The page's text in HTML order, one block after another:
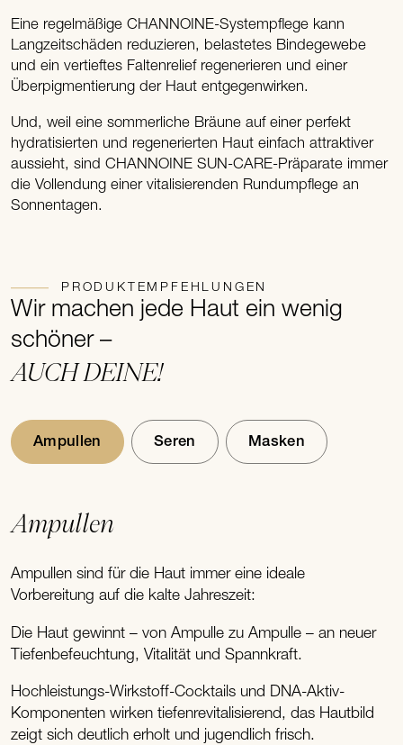
Eine regelmäßige CHANNOINE-Systempflege kann
Langzeitschäden reduzieren, belastetes Bindegewebe
und ein vertieftes Faltenrelief regenerieren und einer
Überpigmentierung der Haut entgegenwirken.
Und, weil eine sommerliche Bräune auf einer perfekt
hydratisierten und regenerierten Haut einfach attraktiver
aussieht, sind CHANNOINE SUN-CARE-Präparate immer
die Vollendung einer vitalisierenden Rundumpflege an
Sonnentagen.
PRODUKTEMPFEHLUNGEN
Wir machen jede Haut ein wenig
schöner –
AUCH DEINE!
Ampullen Seren Masken
Ampullen
Ampullen sind für die Haut immer eine ideale
Vorbereitung auf die kalte Jahreszeit:
Die Haut gewinnt – von Ampulle zu Ampulle – an neuer
Tiefenbefeuchtung, Vitalität und Spannkraft.
Hochleistungs-Wirkstoff-Cocktails und DNA-Aktiv-
Komponenten wirken tiefenrevitalisierend, das Hautbild
zeigt sich deutlich erholt und jugendlich frisch.